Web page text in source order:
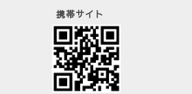
携帯サイト